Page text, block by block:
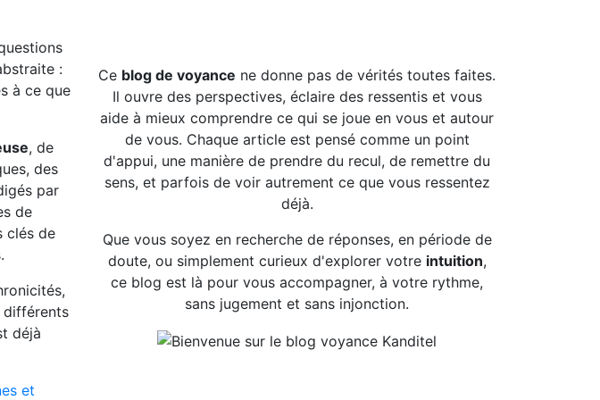
:
à ce que
, de
des
par
de
clés de
différents
déjà
et
Ce blog de voyance ne donne pas de vérités toutes faites.
Il ouvre des perspectives, éclaire des ressentis et vous
aide à mieux comprendre ce qui se joue en vous et autour
de vous. Chaque article est pensé comme un point
d'appui, une manière de prendre du recul, de remettre du
sens, et parfois de voir autrement ce que vous ressentez
déjà.
Que vous soyez en recherche de réponses, en période de
doute, ou simplement curieux d'explorer votre intuition,
ce blog est là pour vous accompagner, à votre rythme,
sans jugement et sans injonction.